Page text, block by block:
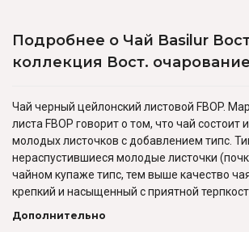
Подробнее о Чай Basilur
коллекция Вост. очарование
Чай черный цейлонский листовой FВOP.
листа FBOP говорит о том, что чай состоит
молодых листочков с добавлением типс.
нераспустившиеся молодые листочки
чайном купаже типс, тем выше качество
крепкий и насыщенный с приятной
Дополнительно